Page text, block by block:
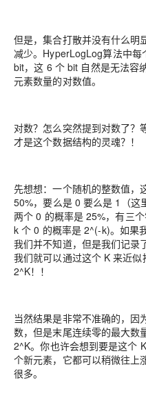
但是，集合打散并没有什么明
减少。HyperLogLog算法中
bit，这 6 个 bit 自然是无法容
元素数量的对数值。
对数？怎么突然提到对数了？
才是这个数据结构的灵魂？！
先想想：一个随机的整数值，
50%，要么是 0 要么是 1（这
两个 0 的概率是 25%，有三
k 个 0 的概率是 2^(-k)。如果
我们并不知道，但是我们记录
我们就可以通过这个 K 来近
2^K！！
当然结果是非常不准确的，因
数，但是末尾连续零的最大数
2^K。你也许会想到要是这个
个新元素，它都可以稍微往上
很多。